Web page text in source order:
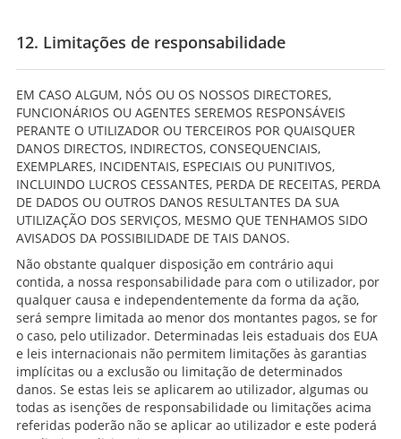
12. Limitações de responsabilidade
EM CASO ALGUM, NÓS OU OS NOSSOS DIRECTORES,
FUNCIONÁRIOS OU AGENTES SEREMOS RESPONSÁVEIS
PERANTE O UTILIZADOR OU TERCEIROS POR QUAISQUER
DANOS DIRECTOS, INDIRECTOS, CONSEQUENCIAIS,
EXEMPLARES, INCIDENTAIS, ESPECIAIS OU PUNITIVOS,
INCLUINDO LUCROS CESSANTES, PERDA DE RECEITAS, PERDA
DE DADOS OU OUTROS DANOS RESULTANTES DA SUA
UTILIZAÇÃO DOS SERVIÇOS, MESMO QUE TENHAMOS SIDO
AVISADOS DA POSSIBILIDADE DE TAIS DANOS.
Não obstante qualquer disposição em contrário aqui
contida, a nossa responsabilidade para com o utilizador, por
qualquer causa e independentemente da forma da ação,
será sempre limitada ao menor dos montantes pagos, se for
o caso, pelo utilizador. Determinadas leis estaduais dos EUA
e leis internacionais não permitem limitações às garantias
implícitas ou a exclusão ou limitação de determinados
danos. Se estas leis se aplicarem ao utilizador, algumas ou
todas as isenções de responsabilidade ou limitações acima
referidas poderão não se aplicar ao utilizador e este poderá